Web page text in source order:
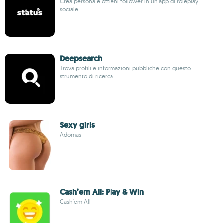
sociale
Deepsearch
Trova profili e informazioni pubbliche con questo
strumento di ricerca
Sexy girls
Adomas
Cash’em All: Play & Win
Cash'em All